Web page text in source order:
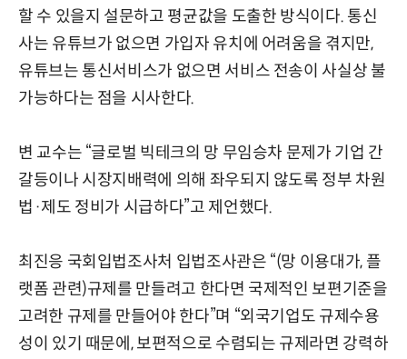
할 수 있을지 설문하고 평균값을 도출한 방식이다. 통신
사는 유튜브가 없으면 가입자 유치에 어려움을 겪지만,
유튜브는 통신서비스가 없으면 서비스 전송이 사실상 불
가능하다는 점을 시사한다.
변 교수는 “글로벌 빅테크의 망 무임승차 문제가 기업 간
갈등이나 시장지배력에 의해 좌우되지 않도록 정부 차원
법·제도 정비가 시급하다”고 제언했다.
최진응 국회입법조사처 입법조사관은 “(망 이용대가, 플
랫폼 관련)규제를 만들려고 한다면 국제적인 보편기준을
고려한 규제를 만들어야 한다”며 “외국기업도 규제수용
성이 있기 때문에, 보편적으로 수렴되는 규제라면 강력하